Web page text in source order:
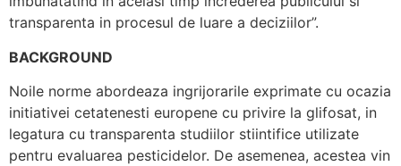
transparenta in procesul de luare a deciziilor”.
BACKGROUND
Noile norme abordeaza ingrijorarile exprimate cu ocazia
initiativei cetatenesti europene cu privire la glifosat, in
legatura cu transparenta studiilor stiintifice utilizate
pentru evaluarea pesticidelor. De asemenea, acestea vin